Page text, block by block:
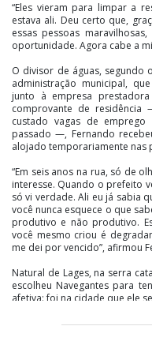
“Eles vieram para limpar a
estava ali. Deu certo que,
essas pessoas
oportunidade. Agora cabe a
O divisor de águas,
administração municipal,
junto à empresa
comprovante de
custado vagas de
passado —, Fernando
alojado temporariamente nas
“Em seis anos na rua, só de
interesse. Quando o prefeito
só vi verdade. Ali eu já sabia
você nunca esquece o que
produtivo e não produtivo.
você mesmo criou é
me dei por vencido”, afirmou
Natural de Lages, na serra
escolheu Navegantes para
afetiva: foi na cidade que ele
grande parte devido ao uso